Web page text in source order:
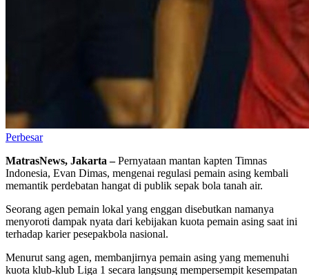
Perbesar
MatrasNews, Jakarta –Pernyataan mantan kapten Timnas
Indonesia, Evan Dimas, mengenai regulasi pemain asing kembali
memantik perdebatan hangat di publik sepak bola tanah air.
Seorang agen pemain lokal yang enggan disebutkan namanya
menyoroti dampak nyata dari kebijakan kuota pemain asing saat ini
terhadap karier pesepakbola nasional.
Menurut sang agen, membanjirnya pemain asing yang memenuhi
kuota klub-klub Liga 1 secara langsung mempersempit kesempatan